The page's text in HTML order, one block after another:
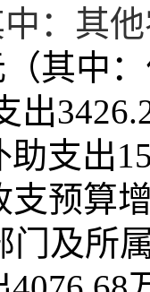
：其
（其中
出
助支出
支预算
门及所